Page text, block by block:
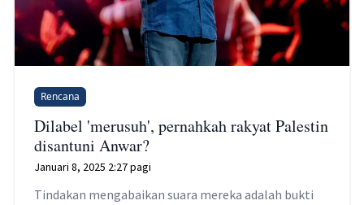
Rencana
Dilabel 'merusuh', pernahkah rakyat Palestin
disantuni Anwar?
Januari 8, 2025 2:27 pagi
Tindakan mengabaikan suara mereka adalah bukti